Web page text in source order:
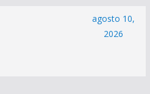
agosto 10,
2026